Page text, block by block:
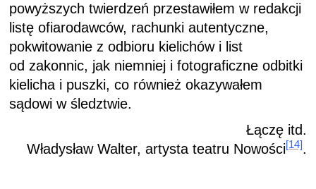
powyższych twierdzeń przestawiłem w redakcji
listę ofiarodawców, rachunki autentyczne,
pokwitowanie z odbioru kielichów i list
od zakonnic, jak niemniej i fotograficzne odbitki
kielicha i puszki, co również okazywałem
sądowi w śledztwie.
Łączę itd.
Władysław Walter, artysta teatru Nowości[14].